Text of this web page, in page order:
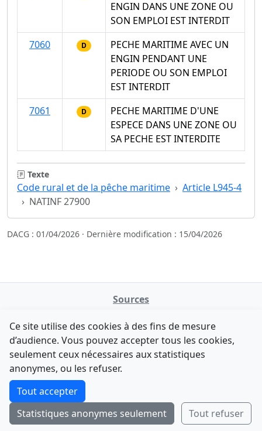
ENGIN DANS UNE ZONE OU
SON EMPLOI EST INTERDIT
7060
D
PECHE MARITIME AVEC UN
ENGIN PENDANT UNE
PERIODE OU SON EMPLOI
EST INTERDIT
7061
D
PECHE MARITIME D'UNE
ESPECE DANS UNE ZONE OU
SA PECHE EST INTERDITE
Texte
Code rural et de la pêche maritime
Article L945-4
NATINF 27900
DACG : 01/04/2026 · Dernière modification : 15/04/2026
Sources
data.gouv.fr
Legifrance - API
Contact
F-Droid·App Store
Tchap
© 2026retiolus— NATINFo
Code source sous licence GPL v3+
Comment avez-vous découvert NATINFo ?
Une courte réponse suffit (500 caractères max).
Envoyer Ignorer
Ce site utilise des cookies à des fins de mesure
d’audience. Vous pouvez accepter tous les cookies,
seulement ceux nécessaires aux statistiques
anonymes, ou les refuser.
Tout accepter
Statistiques anonymes seulement
Tout refuser